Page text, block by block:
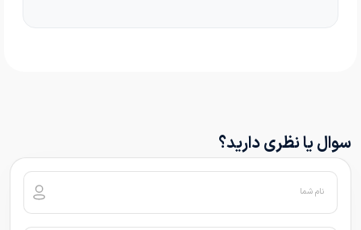
سوال یا نظری دارید؟
نام شما